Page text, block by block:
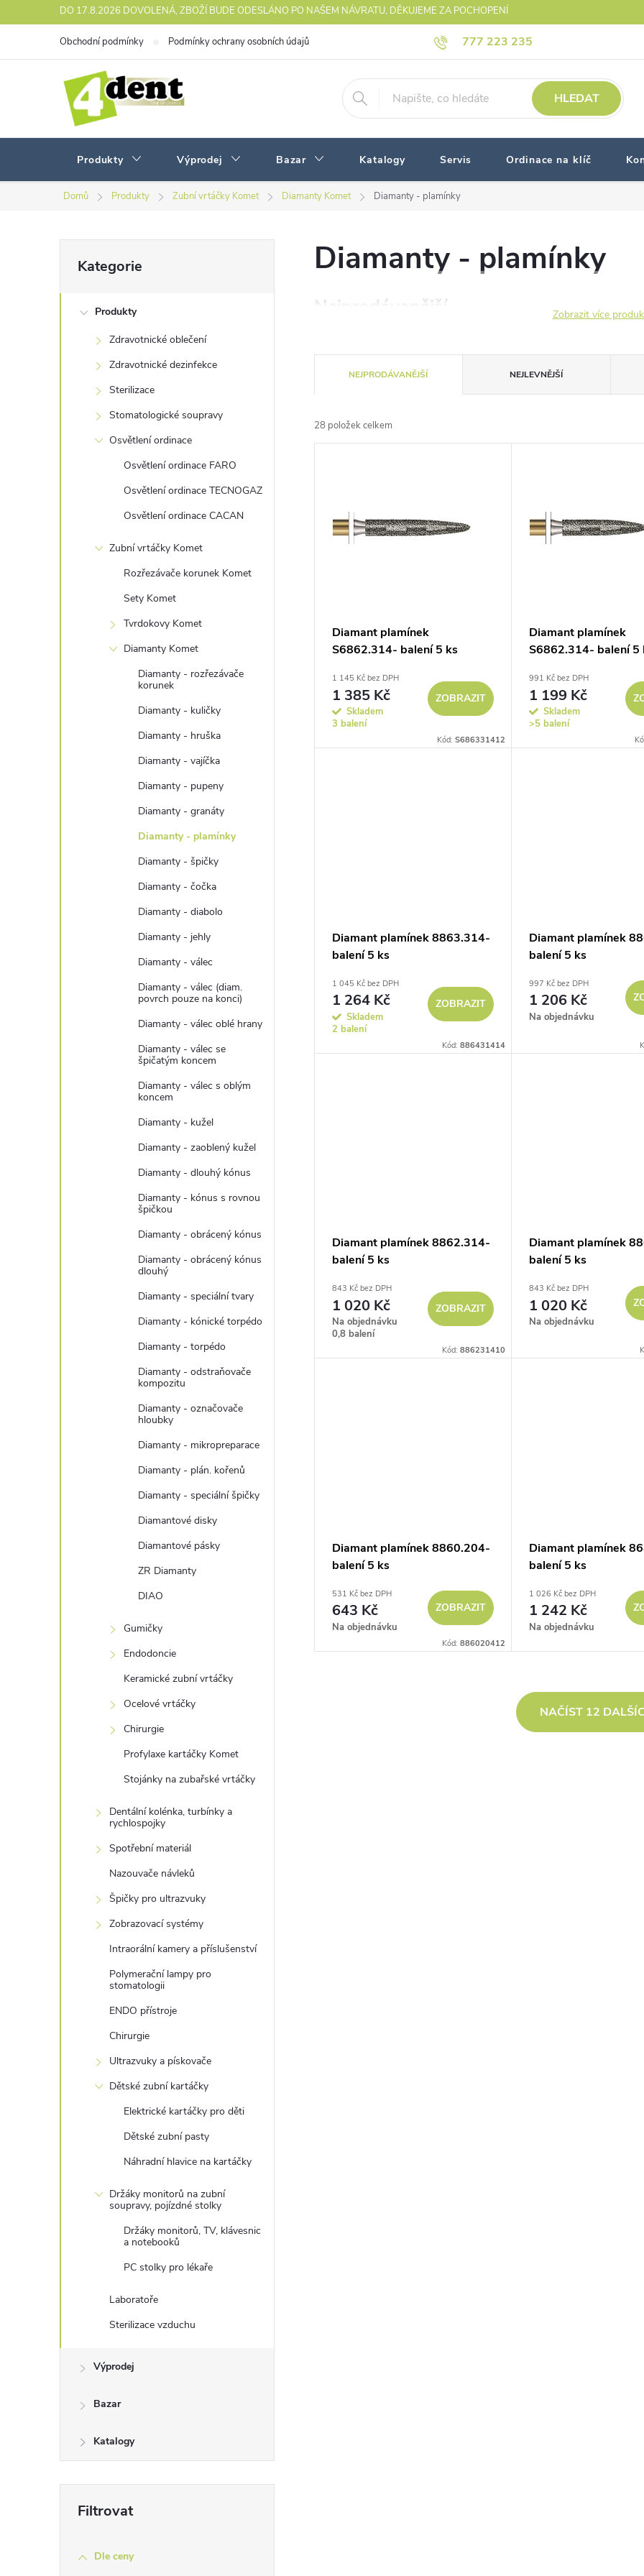
na
DO 17.8.2026 DOVOLENÁ, ZBOŽÍ BUDE ODESLÁNO PO NAŠEM NÁVRATU, DĚKUJEME ZA POCHOPENÍ
777 223 235
Obchodní podmínky Podmínky ochrany osobních údajů
HLEDAT
Produkty Výprodej Bazar Katalogy Servis Ordinace na klíč
Domů Produkty Zubní vrtáčky Komet Diamanty Komet Diamanty - plamínky
o
kategorie
Kategorie
Produkty
Zdravotnické oblečení
Zdravotnické dezinfekce
Sterilizace
Stomatologické soupravy
Osvětlení ordinace
Osvětlení ordinace FARO
Osvětlení ordinace TECNOGAZ
Osvětlení ordinace CACAN
Zubní vrtáčky Komet
Rozřezávače korunek Komet
Sety Komet
Tvrdokovy Komet
Diamanty Komet
Diamanty - rozřezávače
korunek
Diamanty - kuličky
Diamanty - hruška
Diamanty - vajíčka
Diamanty - pupeny
Diamanty - granáty
Diamanty - plamínky
Diamanty - špičky
Diamanty - čočka
Diamanty - diabolo
Diamanty - jehly
Diamanty - válec
Diamanty - válec (diam.
povrch pouze na konci)
Diamanty - válec oblé hrany
Diamanty - válec se
špičatým koncem
Diamanty - válec s oblým
koncem
Diamanty - kužel
Diamanty - zaoblený kužel
Diamanty - dlouhý kónus
Diamanty - kónus s rovnou
špičkou
Diamanty - obrácený kónus
Diamanty - obrácený kónus
dlouhý
Diamanty - speciální tvary
Diamanty - kónické torpédo
Diamanty - torpédo
Diamanty - odstraňovače
kompozitu
Diamanty - označovače
hloubky
Diamanty - mikropreparace
Diamanty - plán. kořenů
Diamanty - speciální špičky
Diamantové disky
Diamantové pásky
ZR Diamanty
DIAO
Gumičky
Endodoncie
Keramické zubní vrtáčky
Ocelové vrtáčky
Chirurgie
Profylaxe kartáčky Komet
Stojánky na zubařské vrtáčky
Dentální kolénka, turbínky a
rychlospojky
Spotřební materiál
Nazouvače návleků
Špičky pro ultrazvuky
Zobrazovací systémy
Intraorální kamery a příslušenství
Polymerační lampy pro
stomatologii
ENDO přístroje
Chirurgie
Ultrazvuky a pískovače
Dětské zubní kartáčky
Elektrické kartáčky pro děti
Dětské zubní pasty
Náhradní hlavice na kartáčky
Držáky monitorů na zubní
soupravy, pojízdné stolky
Držáky monitorů, TV, klávesnic
a notebooků
PC stolky pro lékaře
Laboratoře
Sterilizace vzduchu
Výprodej
Bazar
Katalogy
Dle ceny
Diamanty - plamínky
Nejprodávanější Zobrazit více
a
z
NEJPRODÁVANĚJŠÍ NEJLEVNĚJŠÍ
28 položek celkem
d
Diamant plamínek
S6862.314- balení 5 ks
1 145 Kč bez DPH
1 385 Kč
Skladem
3 balení
ZOBRAZIT
Kód:S686331412
Diamant plamínek
S6862.314- balení 5
991 Kč bez DPH
1 199 Kč
Skladem
>5 balení
Diamant plamínek 8863.314-
balení 5 ks
1 045 Kč bez DPH
1 264 Kč
Skladem
2 balení
ZOBRAZIT
Kód:886431414
Diamant plamínek
balení 5 ks
997 Kč bez DPH
1 206 Kč
Na objednávku
Diamant plamínek 8862.314-
balení 5 ks
843 Kč bez DPH
1 020 Kč
Na objednávku
0,8 balení
ZOBRAZIT
Kód:886231410
Diamant plamínek
balení 5 ks
843 Kč bez DPH
1 020 Kč
Na objednávku
Diamant plamínek 8860.204-
balení 5 ks
531 Kč bez DPH
643 Kč
Na objednávku
ZOBRAZIT
Kód:886020412
Diamant plamínek
balení 5 ks
1 026 Kč bez DPH
1 242 Kč
Na objednávku
NAČÍST 12